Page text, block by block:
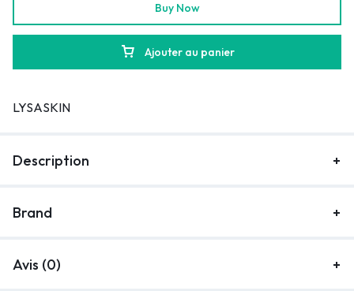
Ajouter au panier
Buy Now
LYSASKIN
Description
Brand
Avis (0)